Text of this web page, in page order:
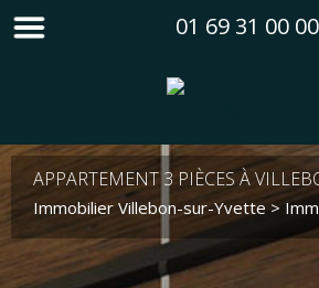
01 69 31 00 00
APPARTEMENT 3 PIÈCES À
Immobilier Villebon-sur-Yvette >